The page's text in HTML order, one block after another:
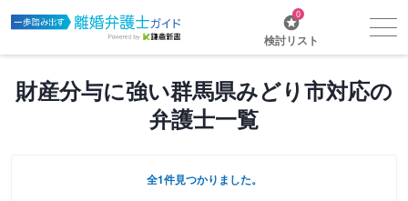
0
検討リスト
財産分与に強い群馬県みどり市対応の
弁護士一覧
全1件見つかりました。